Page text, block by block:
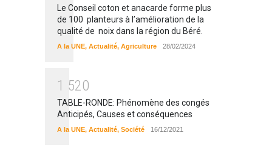
Le Conseil coton et anacarde forme plus
de 100 planteurs à l’amélioration de la
qualité de noix dans la région du Béré.
A la UNE, Actualité, Agriculture 28/02/2024
1 520
TABLE-RONDE: Phénomène des congés
Anticipés, Causes et conséquences
A la UNE, Actualité, Société 16/12/2021